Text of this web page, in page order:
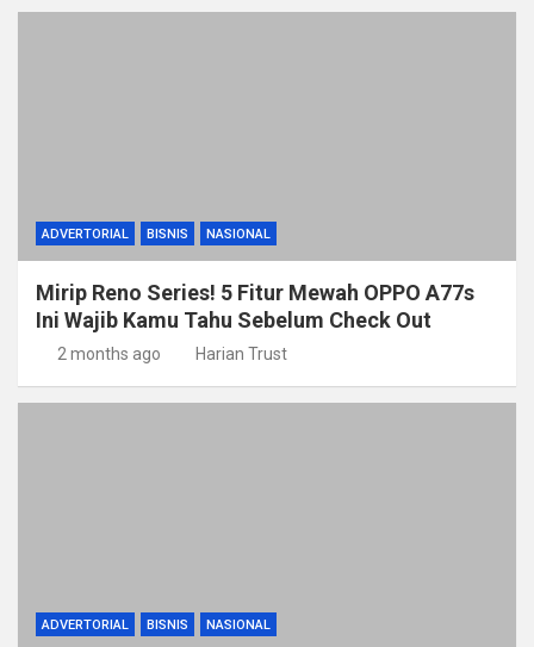
ADVERTORIAL BISNIS NASIONAL
Mirip Reno Series! 5 Fitur Mewah OPPO A77s
Ini Wajib Kamu Tahu Sebelum Check Out
2 months ago Harian Trust
ADVERTORIAL BISNIS NASIONAL